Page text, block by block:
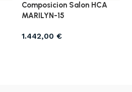
Composicion Salon HCA
MARILYN-15
1.442,00 €